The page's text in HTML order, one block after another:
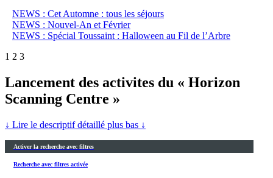
NEWS : Cet Automne : tous les séjours
NEWS : Nouvel-An et Février
NEWS : Spécial Toussaint : Halloween au Fil de l’Arbre
1 2 3
Lancement des activites du « Horizon
Scanning Centre »
↓ Lire le descriptif détaillé plus bas ↓
Activer la recherche avec filtres
Recherche avec filtres activée